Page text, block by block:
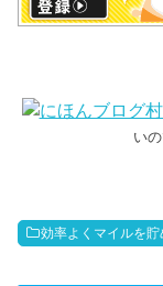
い
効率よくマイルを貯